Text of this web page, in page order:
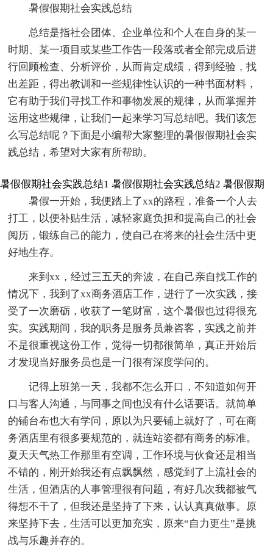
暑假假期社会实践总结
总结是指社会团体、企业单位和个人在自身的某一
时期、某一项目或某些工作告一段落或者全部完成后进
行回顾检查、分析评价，从而肯定成绩，得到经验，找
出差距，得出教训和一些规律性认识的一种书面材料，
它有助于我们寻找工作和事物发展的规律，从而掌握并
运用这些规律，让我们一起来学习写总结吧。我们该怎
么写总结呢？下面是小编帮大家整理的暑假假期社会实
践总结，希望对大家有所帮助。
暑假假期社会实践总结1
暑假一开始，我便踏上了xx的路程，准备一个人去
打工，以便补贴生活，减轻家庭负担和提高自己的社会
阅历，锻练自己的能力，使自己在将来的社会生活中更
好地生存。
来到xx，经过三五天的奔波，在自己亲自找工作的
情况下，我到了xx商务酒店工作，进行了一次实践，接
受了一次磨砺，收获了一笔财富，这个暑假也过得很充
实。实践期间，我的职务是服务员兼咨客，实践之前并
不是很重视这份工作，觉得一切都很简单，真正开始后
才发现当好服务员也是一门很有深度学问的。
记得上班第一天，我都不怎么开口，不知道如何开
口与客人沟通，与同事之间也没有什么话要话。就简单
的铺台布也大有学问，原以为只要铺上就好了，可在商
务酒店里有很多要规范的，就连站姿都有商务的标准。
夏天天气热工作那里有空调，工作环境与伙食还是相当
不错的，刚开始我还有点飘飘然，感觉到了上流社会的
生活，但酒店的人事管理很有问题，有好几次我都被气
得想不干了，但我还是坚持了下来，认认真真做事。原
来坚持下去，生活可以更加充实，原来“自力更生”是挑
战与乐趣并存的。
暑假假期社会实践总结2 暑假假期